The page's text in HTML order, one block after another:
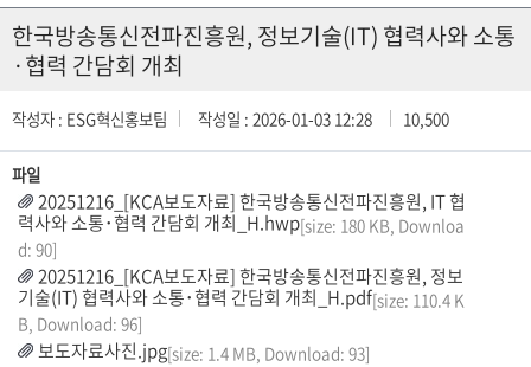
한국방송통신전파진흥원, 정보기술(IT) 협력사와 소통
·협력 간담회 개최
작성자 : ESG혁신홍보팀 작성일 : 2026-01-03 12:28 10,500
파일
20251216_[KCA보도자료] 한국방송통신전파진흥원, IT 협
력사와 소통･협력 간담회 개최_H.hwp[size: 180 KB, Downloa
d: 90]
20251216_[KCA보도자료] 한국방송통신전파진흥원, 정보
기술(IT) 협력사와 소통･협력 간담회 개최_H.pdf[size: 110.4 K
B, Download: 96]
보도자료사진.jpg[size: 1.4 MB, Download: 93]